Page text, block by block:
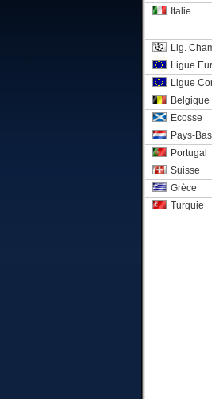
Italie
Lig.
Ligue
Ligue
Belgique
Ecosse
Pays-Bas
Portugal
Suisse
Grèce
Turquie